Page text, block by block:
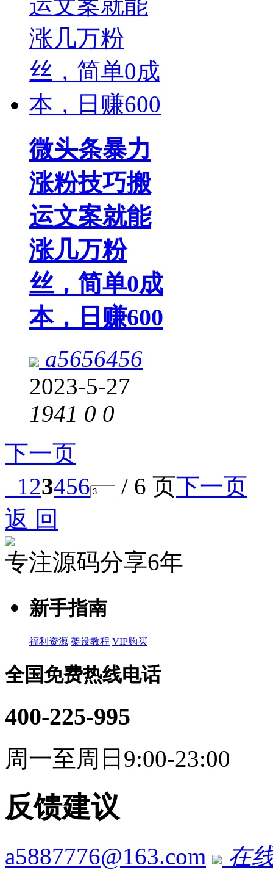
微头条暴力
涨粉技巧搬
运文案就能
涨几万粉
丝，简单0成
本，日赚600
a5656456
2023-5-27
1941 0 0
下一页
123456 / 6 页下一页
返 回
专注源码分享6年
新手指南
福利资源 架设教程 VIP购买
全国免费热线电话
400-225-995
周一至周日9:00-23:00
反馈建议
a5887776@163.com 在